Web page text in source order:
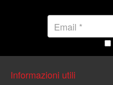
Informazioni utili